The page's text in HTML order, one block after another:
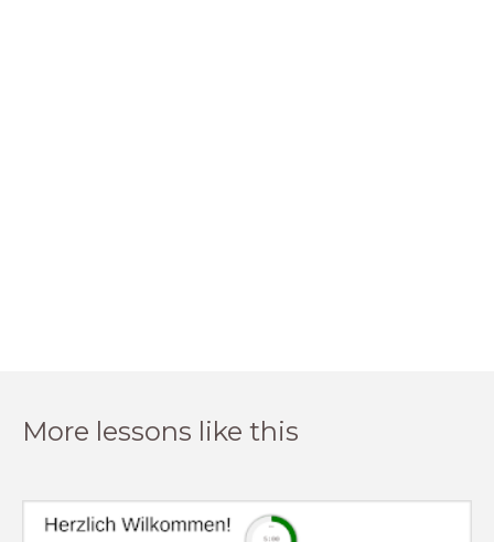
More lessons like this